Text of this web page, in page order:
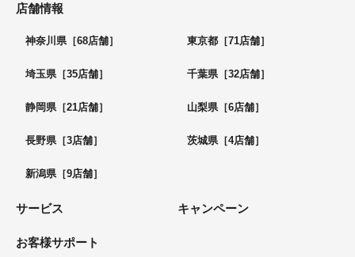
店舗情報
神奈川県［68店舗］ 東京都［71店舗］
埼玉県［35店舗］ 千葉県［32店舗］
静岡県［21店舗］ 山梨県［6店舗］
長野県［3店舗］ 茨城県［4店舗］
新潟県［9店舗］
サービス キャンペーン
お客様サポート